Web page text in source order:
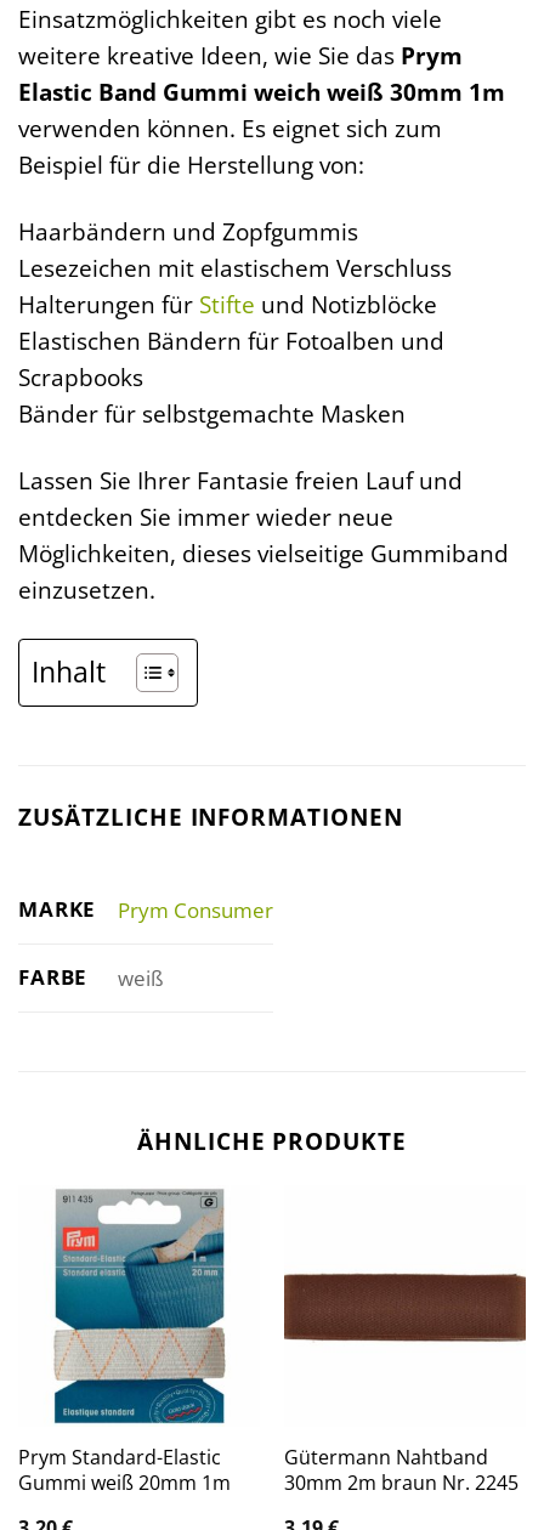
Einsatzmöglichkeiten gibt es noch viele
weitere kreative Ideen, wie Sie das Prym
Elastic Band Gummi weich weiß 30mm 1m
verwenden können. Es eignet sich zum
Beispiel für die Herstellung von:
Haarbändern und Zopfgummis
Lesezeichen mit elastischem Verschluss
Halterungen für Stifte und Notizblöcke
Elastischen Bändern für Fotoalben und
Scrapbooks
Bänder für selbstgemachte Masken
Lassen Sie Ihrer Fantasie freien Lauf und
entdecken Sie immer wieder neue
Möglichkeiten, dieses vielseitige Gummiband
einzusetzen.
Inhalt
ZUSÄTZLICHE INFORMATIONEN
MARKE Prym Consumer
FARBE weiß
ÄHNLICHE PRODUKTE
Prym Standard-Elastic
Gummi weiß 20mm 1m
Gütermann Nahtband
30mm 2m braun Nr. 2245